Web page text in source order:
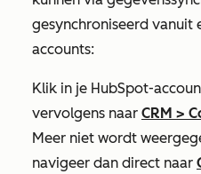
gesynchroniseerd vanuit
accounts:
Klik in je HubSpot-
vervolgens naar CRM >
Meer niet wordt
navigeer dan direct naar